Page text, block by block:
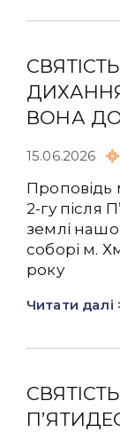
ВОНА
15.06.2026
Проповідь
2-гу після
землі
соборі м.
року
Читати далі